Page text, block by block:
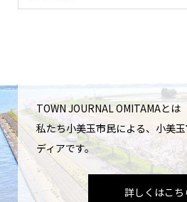
TOWN JOURNAL OMITAMAとは
私たち小美玉市民による、小美
ディアです。
詳しくはこち